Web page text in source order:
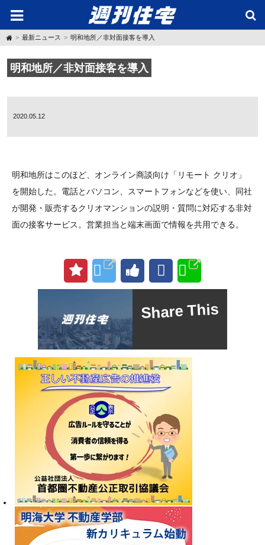
H
o
e
最新ニュース 明和地所／非対面接客を導入
明和地所／非対面接客を導入
2020.05.12
明和地所はこのほど、オンライン商談向け「リモート クリオ」
を開始した。電話とパソコン、スマートフォンなどを使い、同社
が開発・販売するクリオマンションの説明・質問に対応する非対
面の接客サービス。営業担当と端末画面で情報を共用できる。
Share This